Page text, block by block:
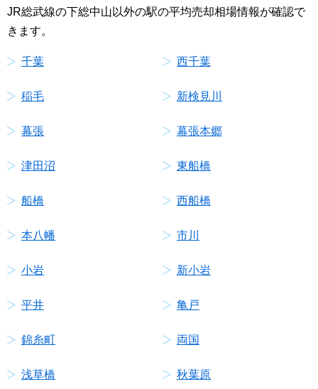
JR総武線の下総中山以外の駅の平均売却相場情報が確認で
きます。
千葉 西千葉
稲毛 新検見川
幕張 幕張本郷
津田沼 東船橋
船橋 西船橋
本八幡 市川
小岩 新小岩
平井 亀戸
錦糸町 両国
浅草橋 秋葉原